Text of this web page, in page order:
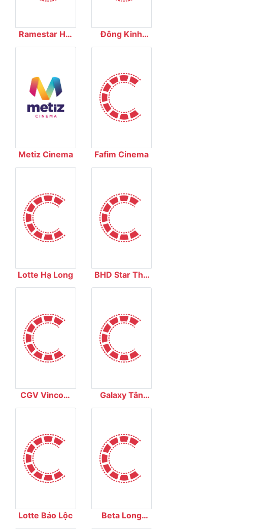
Ramestar Hải
Dương
Đông Kinh
Cinema
Metiz Cinema Fafim Cinema
Lotte Hạ Long
BHD Star The
Garden
CGV Vincom
Thái Nguyên
Galaxy Tân
Bình
Lotte Bảo Lộc
Beta Long